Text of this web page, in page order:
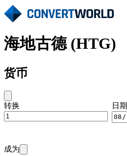
海地古德 (HTG)
货币
转换 日期
成为